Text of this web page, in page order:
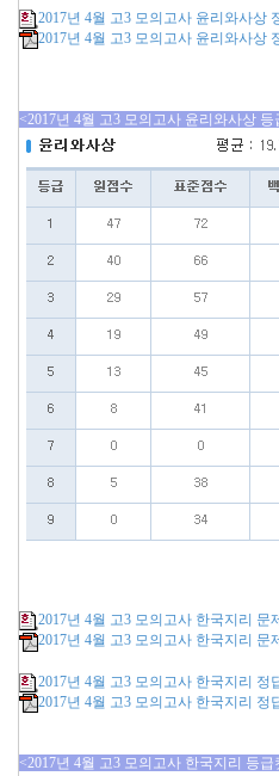
2017년 4월 고3 모의고사 윤리와사상
2017년 4월 고3 모의고사 윤리와사상
<2017년 4월 고3 모의고사 윤리와사상 등
2017년 4월 고3 모의고사 한국지리 문
2017년 4월 고3 모의고사 한국지리 문
2017년 4월 고3 모의고사 한국지리 정
2017년 4월 고3 모의고사 한국지리 정
<2017년 4월 고3 모의고사 한국지리 등급